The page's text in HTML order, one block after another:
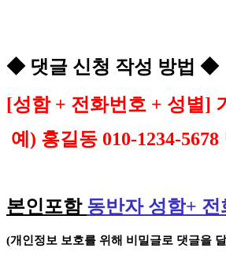
◆ 댓글 신청 작성 방법 ◆
[성함 + 전화번호 + 성별]
예 ) 홍길동 010-1234-5678
본인포함 동반자 성함+ 전
(개인정보 보호를 위해 비밀글로 댓글을